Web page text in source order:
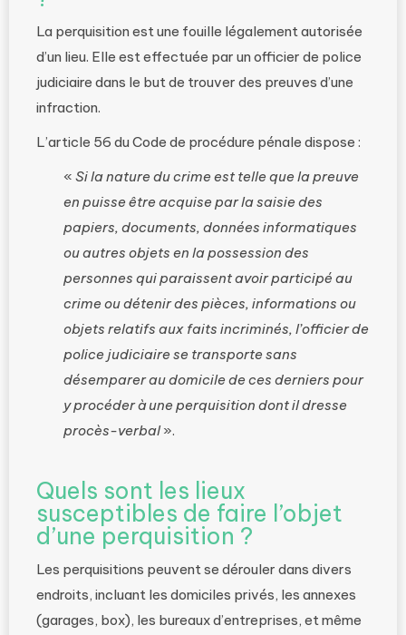
La perquisition est une fouille légalement autorisée
d’un lieu. Elle est effectuée par un officier de police
judiciaire dans le but de trouver des preuves d’une
infraction.
L’article 56 du Code de procédure pénale dispose :
« Si la nature du crime est telle que la preuve
en puisse être acquise par la saisie des
papiers, documents, données informatiques
ou autres objets en la possession des
personnes qui paraissent avoir participé au
crime ou détenir des pièces, informations ou
objets relatifs aux faits incriminés, l’officier de
police judiciaire se transporte sans
désemparer au domicile de ces derniers pour
y procéder à une perquisition dont il dresse
procès-verbal».
Quels sont les lieux
susceptibles de faire l’objet
d’une perquisition ?
Les perquisitions peuvent se dérouler dans divers
endroits, incluant les domiciles privés, les annexes
(garages, box), les bureaux d’entreprises, et même